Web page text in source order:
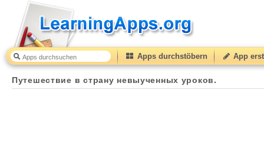
Apps durchstöbern App
Путешествие в страну невыученных уроков.